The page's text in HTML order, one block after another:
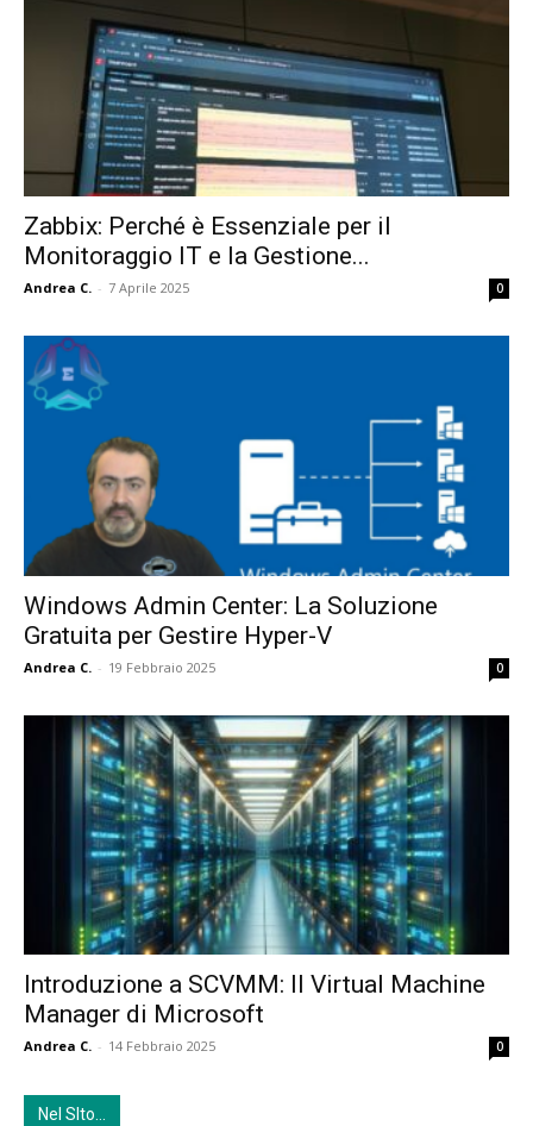
Zabbix: Perché è Essenziale per il
Monitoraggio IT e la Gestione...
Andrea C. - 7 Aprile 2025 0
Windows Admin Center: La Soluzione
Gratuita per Gestire Hyper-V
Andrea C. - 19 Febbraio 2025 0
Introduzione a SCVMM: Il Virtual Machine
Manager di Microsoft
Andrea C. - 14 Febbraio 2025 0
Nel SIto…